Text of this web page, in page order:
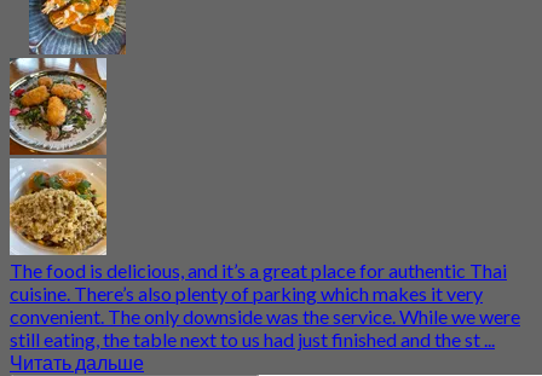
The food is delicious, and it’s a great place for authentic Thai
cuisine. There’s also plenty of parking which makes it very
convenient. The only downside was the service. While we were
still eating, the table next to us had just finished and the st ...
Читать дальше